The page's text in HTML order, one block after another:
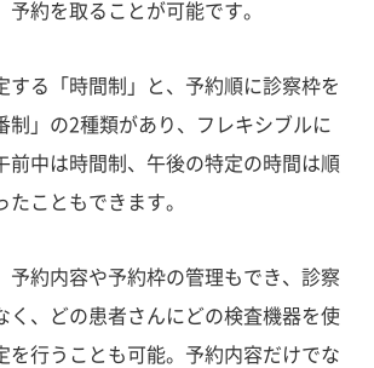
予約を取ることが可能です。
する「時間制」と、予約順に診察枠を
制」の2種類があり、フレキシブルに
前中は時間制、午後の特定の時間は順
こともできます。
予約内容や予約枠の管理もでき、診察
く、どの患者さんにどの検査機器を使
を行うことも可能。予約内容だけでな